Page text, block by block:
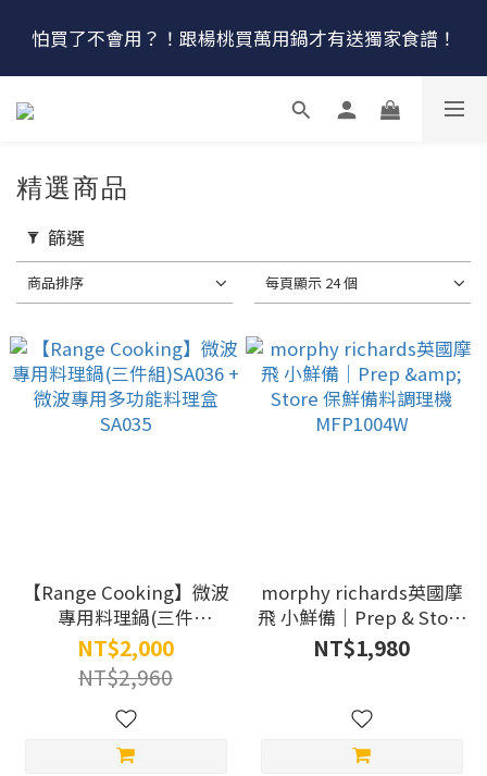
🔴最後100組↘$1780 (原$2180) HausChef 十合一全能
鍋
怕買了不會用？！跟楊桃買萬用鍋才有送獨家食譜！
🔥燕三條．職人手工🔥日本Arnest 武 Rn 輕量雙口鐵
🔴最後100組↘$1780 (原$2180) HausChef 十合一全能
精選商品
篩選
商品排序 每頁顯示 24 個
【Range Cooking】微波
專用料理鍋(三件
組)SA036 + 微波專用多功
能料理盒SA035
NT$2,000
NT$2,960
morphy richards英國摩
飛 小鮮備｜Prep & Store
保鮮備料調理機
MFP1004W
NT$1,980